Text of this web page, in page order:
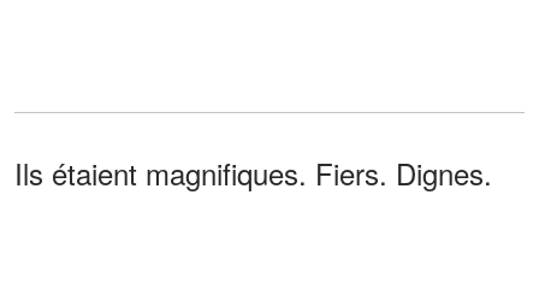
Ils étaient magnifiques. Fiers. Dignes.